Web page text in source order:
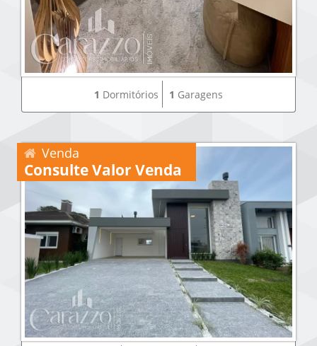
1 Dormitórios 1 Garagens
Venda
Consulte Valor Venda